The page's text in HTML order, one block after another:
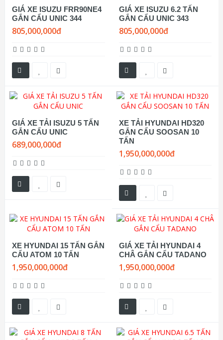
GIÁ XE ISUZU FRR90NE4
GẮN CẨU UNIC 344
805,000,000đ
GIÁ XE ISUZU 6.2 TẤN
GẮN CẨU UNIC 343
805,000,000đ
GIÁ XE TẢI ISUZU 5 TẤN
GẮN CẨU UNIC
689,000,000đ
XE TẢI HYUNDAI HD320
GẮN CẨU SOOSAN 10
TẤN
1,950,000,000đ
XE HYUNDAI 15 TẤN GẮN
CẨU ATOM 10 TẤN
1,950,000,000đ
GIÁ XE TẢI HYUNDAI 4
CHÂ GẮN CẨU TADANO
1,950,000,000đ